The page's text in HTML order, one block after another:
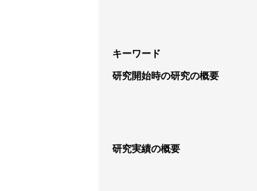
キーワード
研究開始時の研究の概要
研究実績の概要